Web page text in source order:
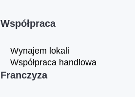
Współpraca
Wynajem lokali
Współpraca handlowa
Franczyza